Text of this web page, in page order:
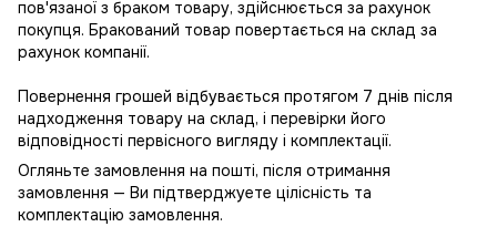
пов'язаної з браком товару, здійснюється за рахунок
покупця. Бракований товар повертається на склад за
рахунок компанії.
Повернення грошей відбувається протягом 7 днів після
надходження товару на склад, і перевірки його
відповідності первісного вигляду і комплектації.
Огляньте замовлення на пошті, після отримання
замовлення — Ви підтверджуете цілісність та
комплектацію замовлення.